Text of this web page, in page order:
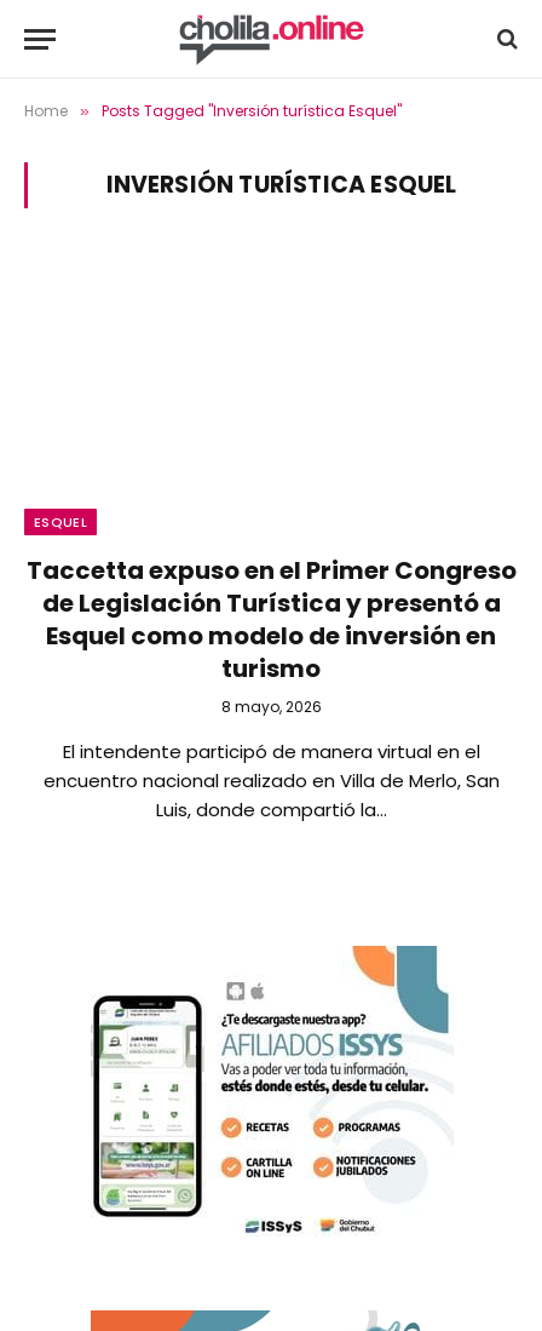
Home » Posts Tagged "Inversión turística Esquel"
INVERSIÓN TURÍSTICA ESQUEL
ESQUEL
Taccetta expuso en el Primer Congreso
de Legislación Turística y presentó a
Esquel como modelo de inversión en
turismo
8 mayo, 2026
El intendente participó de manera virtual en el
encuentro nacional realizado en Villa de Merlo, San
Luis, donde compartió la…